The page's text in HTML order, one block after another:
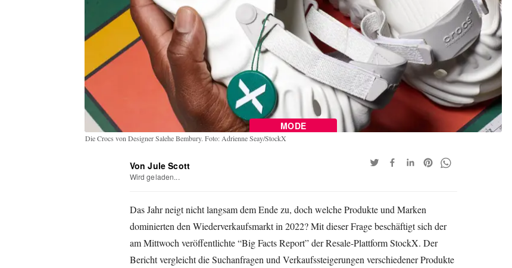
MODE
Die Crocs von Designer Salehe Bembury. Foto: Adrienne Seay/StockX
Von Jule Scott
Wird geladen...
Das Jahr neigt nicht langsam dem Ende zu, doch welche Produkte und Marken
dominierten den Wiederverkaufsmarkt in 2022? Mit dieser Frage beschäftigt sich der
am Mittwoch veröffentlichte “Big Facts Report” der Resale-Plattform StockX. Der
Bericht vergleicht die Suchanfragen und Verkaufssteigerungen verschiedener Produkte